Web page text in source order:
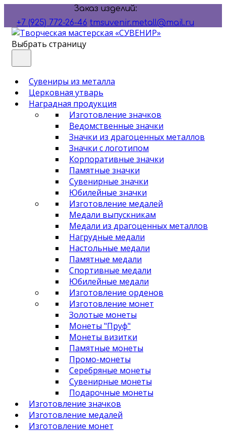
Заказ изделий:
+7 (925) 772-26-46 tmsuvenir.metall@mail.ru
Выбрать страницу
Сувениры из металла
Церковная утварь
Наградная продукция
Изготовление значков
Ведомственные значки
Значки из драгоценных металлов
Значки с логотипом
Корпоративные значки
Памятные значки
Сувенирные значки
Юбилейные значки
Изготовление медалей
Медали выпускникам
Медали из драгоценных металлов
Нагрудные медали
Настольные медали
Памятные медали
Спортивные медали
Юбилейные медали
Изготовление орденов
Изготовление монет
Золотые монеты
Монеты "Пруф"
Монеты визитки
Памятные монеты
Промо-монеты
Серебряные монеты
Сувенирные монеты
Подарочные монеты
Изготовление значков
Изготовление медалей
Изготовление монет